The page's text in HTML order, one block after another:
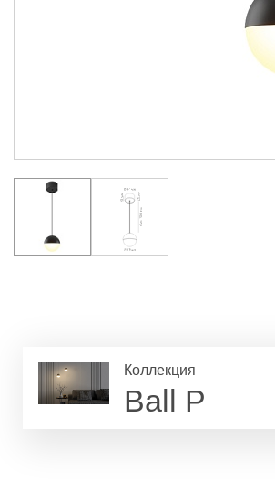
Коллекция
Ball P